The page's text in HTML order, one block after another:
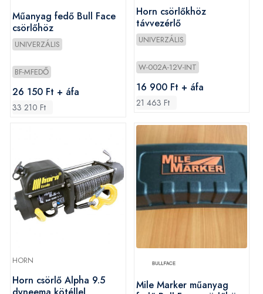
Műanyag fedő Bull Face
csörlőhöz
UNIVERZÁLIS
BF-MFEDŐ
26 150 Ft + áfa
33 210 Ft
Horn csörlőkhöz
távvezérlő
UNIVERZÁLIS
W-002A-12V-INT
16 900 Ft + áfa
21 463 Ft
HORN
Horn csörlő Alpha 9.5
Mile Marker műanyag